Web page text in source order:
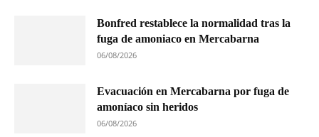
Bonfred restablece la normalidad tras la
fuga de amoniaco en Mercabarna
06/08/2026
Evacuación en Mercabarna por fuga de
amoníaco sin heridos
06/08/2026